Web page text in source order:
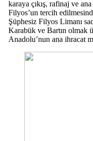
karaya çıkış, rafinaj ve
Filyos’un tercih
Şüphesiz Filyos Limanı
Karabük ve Bartın olmak
Anadolu’nun ana ihracat